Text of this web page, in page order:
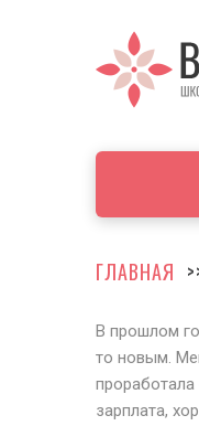
ГЛАВНАЯ
В прошлом
то новым.
зарплата,